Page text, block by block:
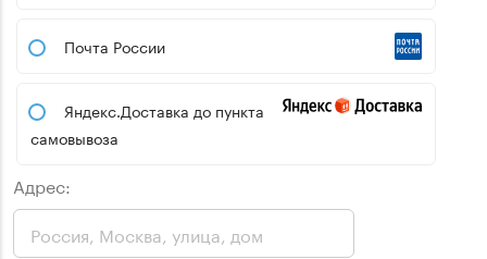
Почта России
Яндекс.Доставка до пункта
самовывоза
Адрес: